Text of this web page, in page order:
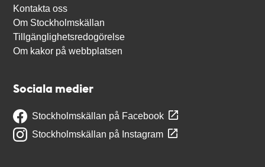
Kontakta oss
Om Stockholmskällan
Tillgänglighetsredogörelse
Om kakor på webbplatsen
Sociala medier
Stockholmskällan på Facebook
Stockholmskällan på Instagram